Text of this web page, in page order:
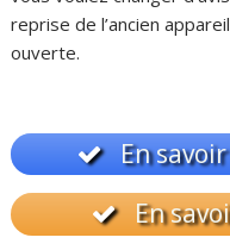
reprise de l’ancien
ouverte.
En
En